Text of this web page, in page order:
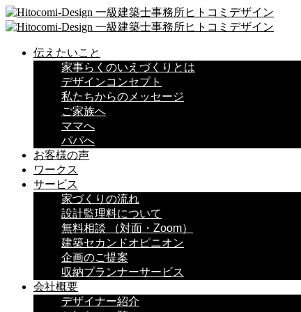
伝えたいこと
家事らくのいえづくりとは
デザインコンセプト
私たちからのメッセージ
ご家族へ
ママへ
パパへ
お客様の声
ワークス
サービス
家づくりの流れ
設計監理料について
無料相談 （対面・Zoom）
建築セカンドオピニオン
企画のご提案
収納プランナーサービス
会社概要
デザイナー紹介